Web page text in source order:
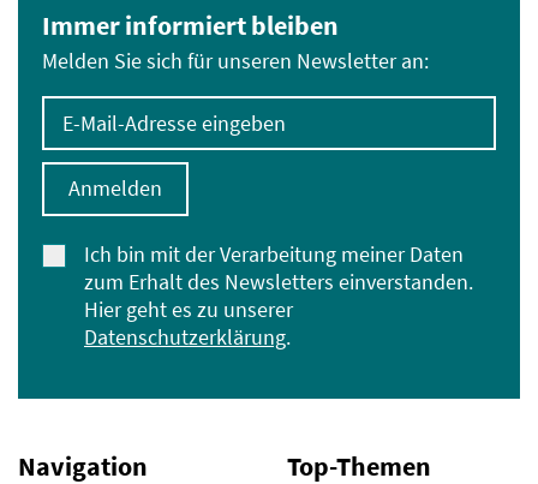
Immer informiert bleiben
Melden Sie sich für unseren Newsletter an:
E-Mail-Adresse eingeben
Ich bin mit der Verarbeitung meiner Daten
zum Erhalt des Newsletters einverstanden.
Hier geht es zu unserer
Datenschutzerklärung.
Anmelden
Navigation Top-Themen